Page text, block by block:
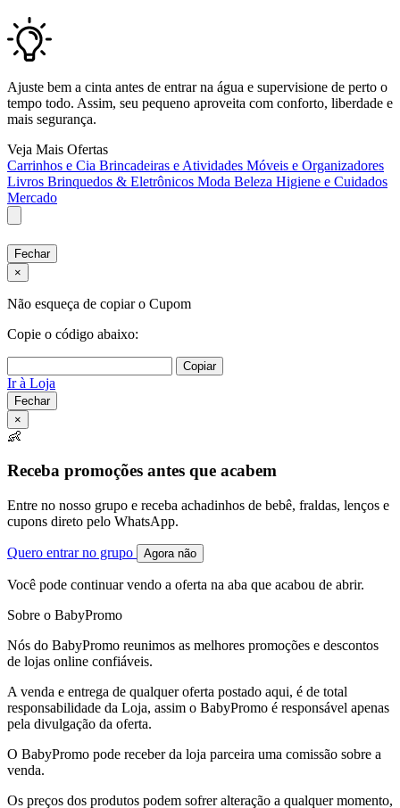
Ajuste bem a cinta antes de entrar na água e supervisione de perto o
tempo todo. Assim, seu pequeno aproveita com conforto, liberdade e
mais segurança.
Veja Mais Ofertas
Carrinhos e Cia Brincadeiras e Atividades Móveis e Organizadores
Livros Brinquedos & Eletrônicos Moda Beleza Higiene e Cuidados
Mercado
Fechar
×
Não esqueça de copiar o Cupom
Copie o código abaixo:
Copiar
Ir à Loja
Fechar
×
👶
Receba promoções antes que acabem
Entre no nosso grupo e receba achadinhos de bebê, fraldas, lenços e
cupons direto pelo WhatsApp.
Quero entrar no grupo Agora não
Você pode continuar vendo a oferta na aba que acabou de abrir.
Sobre o BabyPromo
Nós do BabyPromo reunimos as melhores promoções e descontos
de lojas online confiáveis.
A venda e entrega de qualquer oferta postado aqui, é de total
responsabilidade da Loja, assim o BabyPromo é responsável apenas
pela divulgação da oferta.
O BabyPromo pode receber da loja parceira uma comissão sobre a
venda.
Os preços dos produtos podem sofrer alteração a qualquer momento,